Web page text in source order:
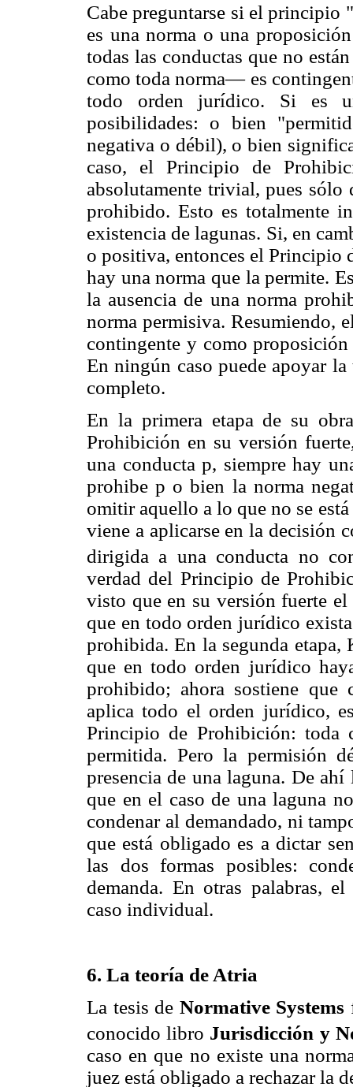
Cabe preguntarse si el principio
es una norma o una
todas las conductas que no
como toda norma— es
todo orden jurídico. Si es
posibilidades: o bien
negativa o débil), o bien
caso, el Principio de
absolutamente trivial, pues
prohibido. Esto es totalmente
existencia de lagunas. Si, en
o positiva, entonces el Principio
hay una norma que la permite.
la ausencia de una norma
norma permisiva. Resumiendo,
contingente y como
En ningún caso puede apoyar la
completo.
En la primera etapa de su
Prohibición en su versión
una conducta p, siempre hay
prohibe p o bien la norma
omitir aquello a lo que no se
viene a aplicarse en la decisión
dirigida a una conducta no
verdad del Principio de
visto que en su versión fuerte
que en todo orden jurídico
prohibida. En la segunda etapa,
que en todo orden jurídico
prohibido; ahora sostiene que
aplica todo el orden jurídico,
Principio de Prohibición: toda
permitida. Pero la permisión
presencia de una laguna. De
que en el caso de una laguna
condenar al demandado, ni
que está obligado es a dictar
las dos formas posibles:
demanda. En otras palabras,
caso individual.
6. La teoría de Atria
La tesis de Normative Systems
conocido libro Jurisdicción y
caso en que no existe una
juez está obligado a rechazar la